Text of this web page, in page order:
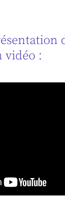
vidéo :